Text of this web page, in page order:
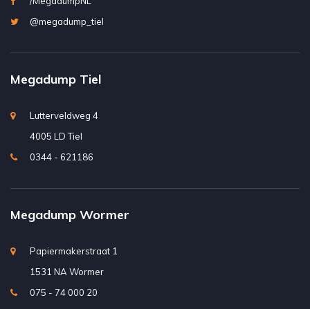
@megadump_tiel
Megadump Tiel
Lutterveldweg 4
4005 LD Tiel
0344 - 621186
Megadump Wormer
Papiermakerstraat 1
1531 NA Wormer
075 - 74 000 20